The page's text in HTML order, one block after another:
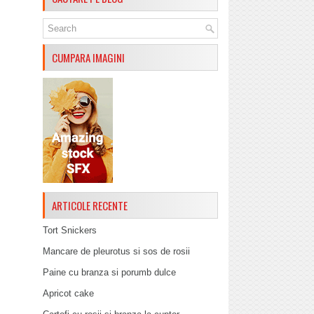
CUMPARA IMAGINI
ARTICOLE RECENTE
Tort Snickers
Mancare de pleurotus si sos de rosii
Paine cu branza si porumb dulce
Apricot cake